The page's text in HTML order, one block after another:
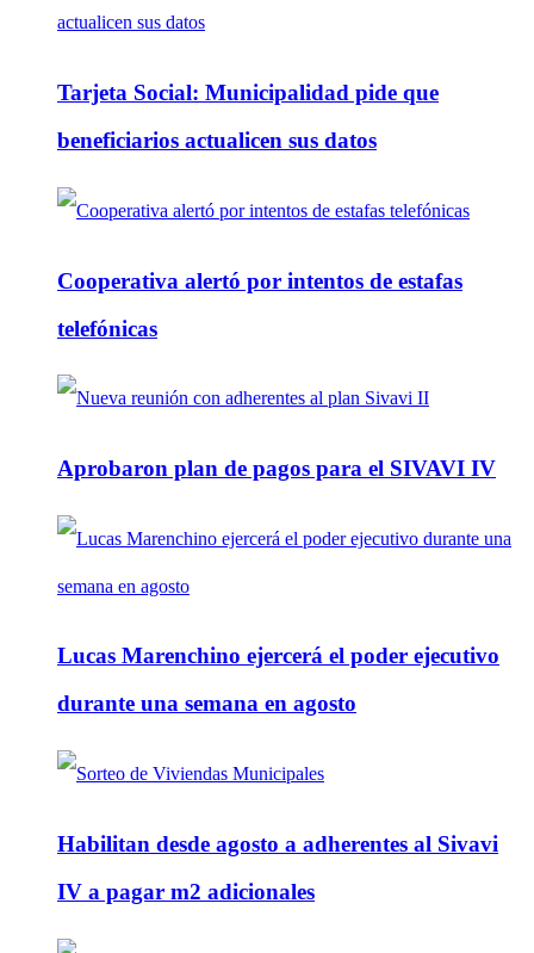
Tarjeta Social: Municipalidad pide que
beneficiarios actualicen sus datos
Cooperativa alertó por intentos de estafas
telefónicas
Aprobaron plan de pagos para el SIVAVI IV
Lucas Marenchino ejercerá el poder ejecutivo
durante una semana en agosto
Habilitan desde agosto a adherentes al Sivavi
IV a pagar m2 adicionales